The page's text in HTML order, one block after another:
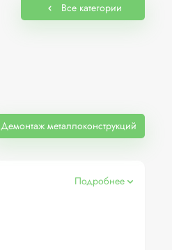
Все категории
Демонтаж металлоконструкций
Подробнее